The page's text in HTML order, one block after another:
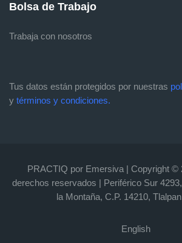
Bolsa de Trabajo
Trabaja con nosotros
Tus datos están protegidos por nuestras
y términos y condiciones.
PRACTIQ por Emersiva | Copyright ©
derechos reservados | Periférico Sur
la Montaña, C.P. 14210,
English